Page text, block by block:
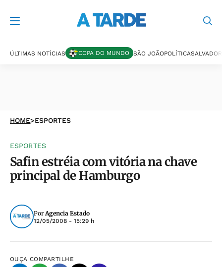
ÚLTIMAS NOTÍCIAS COPA DO MUNDO SÃO JOÃOPOLÍTICASALVADOR
HOME>ESPORTES
ESPORTES
Safin estréia com vitória na chave
principal de Hamburgo
PorAgencia Estado
12/05/2008 - 15:29 h
OUÇA COMPARTILHE